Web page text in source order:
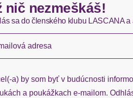
dostupné položky sú zvyčajne
chýba návratový štítok, môžete si
nič nezmeškáš!
sa do členského klubu LASCANA
adresa
a) by som byť v budúcnosti
a poukážkach e-mailom.